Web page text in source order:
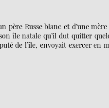
père Russe blanc et d’une
île natale qu’il dut quitter
de l’île, envoyait exercer en